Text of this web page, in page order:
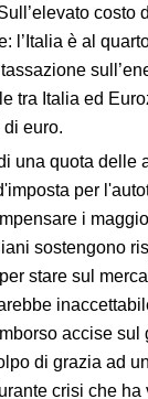
costo
l’Italia è al
tra Italia ed
euro.
una quota delle
per
i
sostengono
stare sul
accise sul
di grazia ad
crisi che ha